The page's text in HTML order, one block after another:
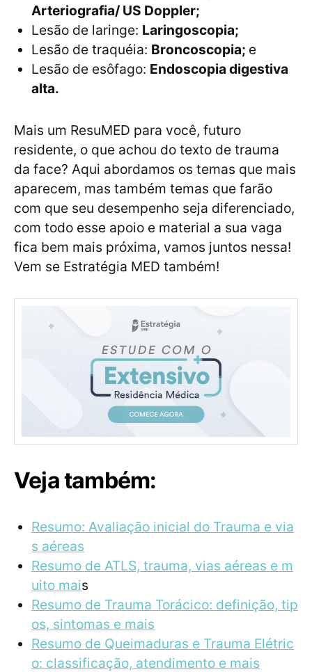
Arteriografia/ US Doppler;
Lesão de laringe: Laringoscopia;
Lesão de traquéia: Broncoscopia; e
Lesão de esôfago: Endoscopia digestiva
alta.
Mais um ResuMED para você, futuro
residente, o que achou do texto de trauma
da face? Aqui abordamos os temas que mais
aparecem, mas também temas que farão
com que seu desempenho seja diferenciado,
com todo esse apoio e material a sua vaga
fica bem mais próxima, vamos juntos nessa!
Vem se Estratégia MED também!
Veja também:
Resumo: Avaliação inicial do Trauma e via
s aéreas
Resumo de ATLS, trauma, vias aéreas e m
uito mais
Resumo de Trauma Torácico: definição, tip
os, sintomas e mais
Resumo de Queimaduras e Trauma Elétric
o: classificação, atendimento e mais